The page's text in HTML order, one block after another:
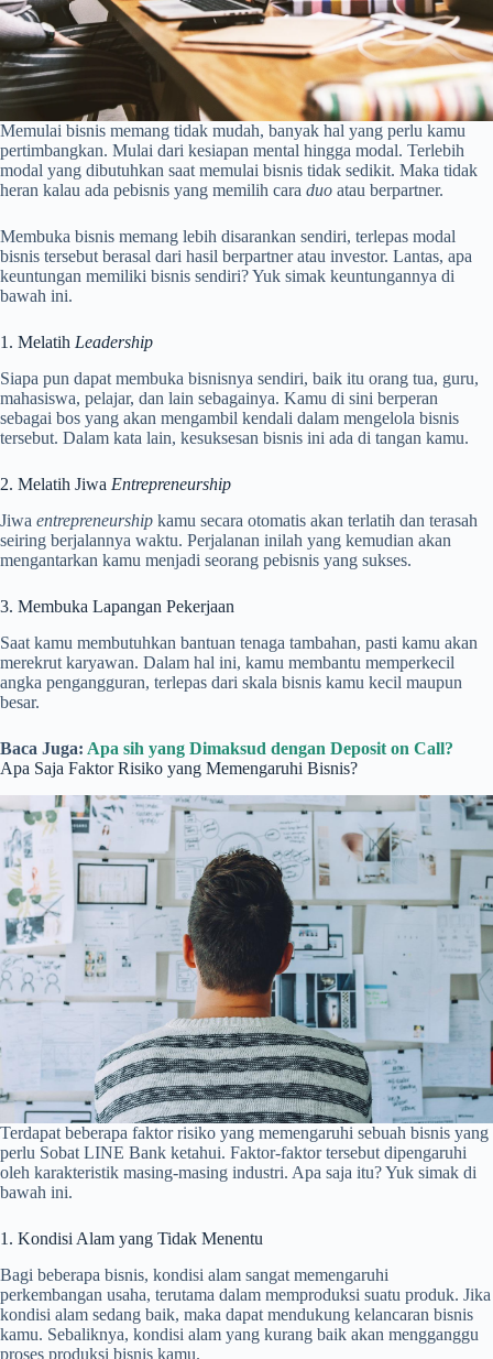
Memulai bisnis memang tidak mudah, banyak hal yang perlu kamu
pertimbangkan. Mulai dari kesiapan mental hingga modal. Terlebih
modal yang dibutuhkan saat memulai bisnis tidak sedikit. Maka tidak
heran kalau ada pebisnis yang memilih cara duo atau berpartner.
Membuka bisnis memang lebih disarankan sendiri, terlepas modal
bisnis tersebut berasal dari hasil berpartner atau investor. Lantas, apa
keuntungan memiliki bisnis sendiri? Yuk simak keuntungannya di
bawah ini.
1. Melatih Leadership
Siapa pun dapat membuka bisnisnya sendiri, baik itu orang tua, guru,
mahasiswa, pelajar, dan lain sebagainya. Kamu di sini berperan
sebagai bos yang akan mengambil kendali dalam mengelola bisnis
tersebut. Dalam kata lain, kesuksesan bisnis ini ada di tangan kamu.
2. Melatih Jiwa Entrepreneurship
Jiwa entrepreneurship kamu secara otomatis akan terlatih dan terasah
seiring berjalannya waktu. Perjalanan inilah yang kemudian akan
mengantarkan kamu menjadi seorang pebisnis yang sukses.
3. Membuka Lapangan Pekerjaan
Saat kamu membutuhkan bantuan tenaga tambahan, pasti kamu akan
merekrut karyawan. Dalam hal ini, kamu membantu memperkecil
angka pengangguran, terlepas dari skala bisnis kamu kecil maupun
besar.
Baca Juga: Apa sih yang Dimaksud dengan Deposit on Call?
Apa Saja Faktor Risiko yang Memengaruhi Bisnis?
Terdapat beberapa faktor risiko yang memengaruhi sebuah bisnis yang
perlu Sobat LINE Bank ketahui. Faktor-faktor tersebut dipengaruhi
oleh karakteristik masing-masing industri. Apa saja itu? Yuk simak di
bawah ini.
1. Kondisi Alam yang Tidak Menentu
Bagi beberapa bisnis, kondisi alam sangat memengaruhi
perkembangan usaha, terutama dalam memproduksi suatu produk. Jika
kondisi alam sedang baik, maka dapat mendukung kelancaran bisnis
kamu. Sebaliknya, kondisi alam yang kurang baik akan mengganggu
proses produksi bisnis kamu.